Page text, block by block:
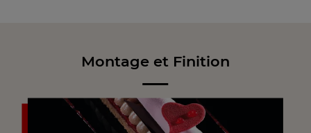
Montage et Finition